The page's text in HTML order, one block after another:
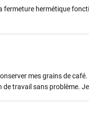
hermétique
mes grains de
de travail sans problème.